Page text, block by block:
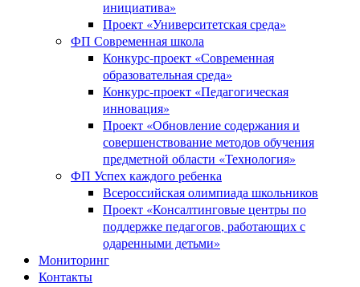
инициатива»
Проект «Университетская среда»
ФП Современная школа
Конкурс-проект «Современная
образовательная среда»
Конкурс-проект «Педагогическая
инновация»
Проект «Обновление содержания и
совершенствование методов обучения
предметной области «Технология»
ФП Успех каждого ребенка
Всероссийская олимпиада школьников
Проект «Консалтинговые центры по
поддержке педагогов, работающих с
одаренными детьми»
Мониторинг
Контакты